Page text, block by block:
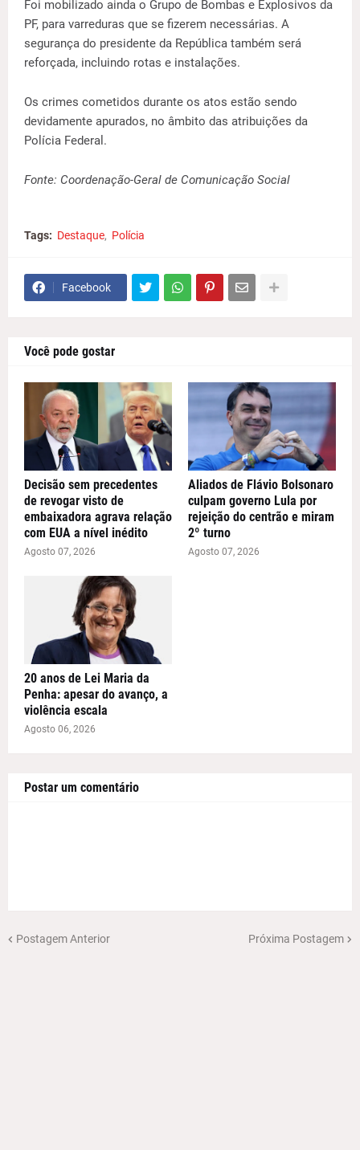
Foi mobilizado ainda o Grupo de Bombas e Explosivos da
PF, para varreduras que se fizerem necessárias. A
segurança do presidente da República também será
reforçada, incluindo rotas e instalações.
Os crimes cometidos durante os atos estão sendo
devidamente apurados, no âmbito das atribuições da
Polícia Federal.
Fonte: Coordenação-Geral de Comunicação Social
Tags: Destaque Polícia
Facebook
Você pode gostar
Decisão sem precedentes
de revogar visto de
embaixadora agrava relação
com EUA a nível inédito
Agosto 07, 2026
Aliados de Flávio Bolsonaro
culpam governo Lula por
rejeição do centrão e miram
2º turno
Agosto 07, 2026
20 anos de Lei Maria da
Penha: apesar do avanço, a
violência escala
Agosto 06, 2026
Postar um comentário
Postagem Anterior Próxima Postagem